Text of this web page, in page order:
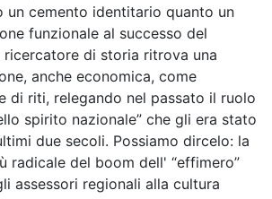
un cemento identitario quanto un
funzionale al successo del
ricercatore di storia ritrova una
anche economica, come
di riti, relegando nel passato il ruolo
spirito nazionale” che gli era stato
due secoli. Possiamo dircelo: la
radicale del boom dell' “effimero”
assessori regionali alla cultura